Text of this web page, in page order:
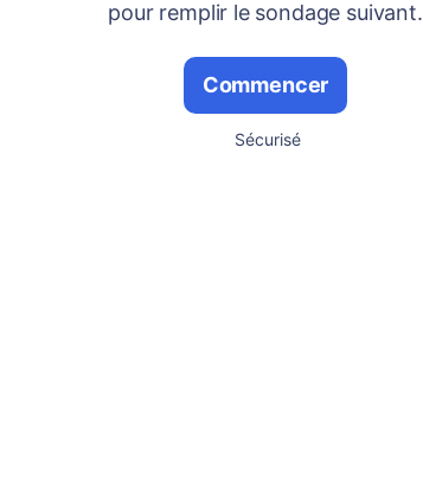
pour remplir le sondage suivant.
Commencer
Sécurisé